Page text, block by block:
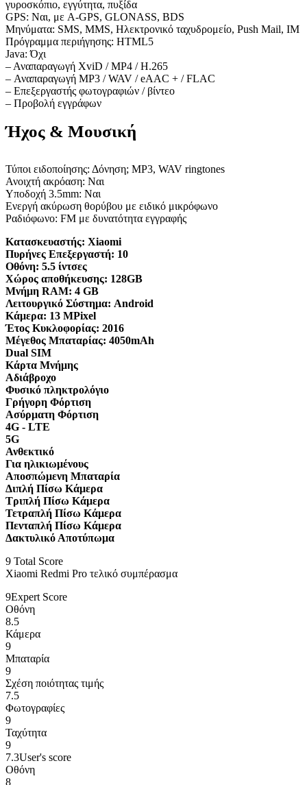
γυροσκόπιο, εγγύτητα, πυξίδα
GPS: Ναι, με A-GPS, GLONASS, BDS
Μηνύματα: SMS, MMS, Ηλεκτρονικό ταχυδρομείο, Push Mail, IM
Πρόγραμμα περιήγησης: HTML5
Java: Όχι
– Αναπαραγωγή XviD / MP4 / H.265
– Αναπαραγωγή MP3 / WAV / eAAC + / FLAC
– Επεξεργαστής φωτογραφιών / βίντεο
– Προβολή εγγράφων
Ήχος & Μουσική
Τύποι ειδοποίησης: Δόνηση; MP3, WAV ringtones
Ανοιχτή ακρόαση: Ναι
Υποδοχή 3.5mm: Ναι
Ενεργή ακύρωση θορύβου με ειδικό μικρόφωνο
Ραδιόφωνο: FM με δυνατότητα εγγραφής
Κατασκευαστής: Xiaomi
Πυρήνες Επεξεργαστή: 10
Οθόνη: 5.5 ίντσες
Χώρος αποθήκευσης: 128GB
Μνήμη RAM: 4 GB
Λειτουργικό Σύστημα: Android
Κάμερα: 13 MPixel
Έτος Κυκλοφορίας: 2016
Μέγεθος Μπαταρίας: 4050mAh
Dual SIM
Κάρτα Μνήμης
Αδιάβροχο
Φυσικό πληκτρολόγιο
Γρήγορη Φόρτιση
Ασύρματη Φόρτιση
4G - LTE
5G
Ανθεκτικό
Για ηλικιωμένους
Αποσπώμενη Μπαταρία
Διπλή Πίσω Κάμερα
Τριπλή Πίσω Κάμερα
Τετραπλή Πίσω Κάμερα
Πενταπλή Πίσω Κάμερα
Δακτυλικό Αποτύπωμα
9 Total Score
Xiaomi Redmi Pro τελικό συμπέρασμα
9Expert Score
Οθόνη
8.5
Κάμερα
9
Μπαταρία
9
Σχέση ποιότητας τιμής
7.5
Φωτογραφίες
9
Ταχύτητα
9
7.3User's score
Οθόνη
8